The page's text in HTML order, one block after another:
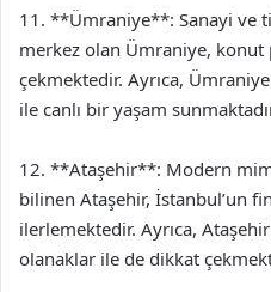
11. **Ümraniye**: Sanayi ve
merkez olan Ümraniye,
çekmektedir. Ayrıca,
ile canlı bir yaşam
12. **Ataşehir**: Modern
bilinen Ataşehir, İstanbul’un
ilerlemektedir. Ayrıca,
olanaklar ile de dikkat